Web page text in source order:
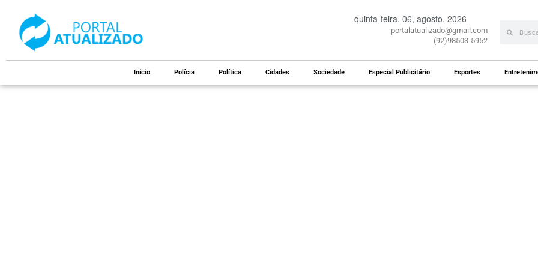
quinta-feira, 06, agosto, 2026
portalatualizado@gmail.com
(92)98503-5952
Início Polícia Política Cidades Sociedade Especial Publicitário Esportes